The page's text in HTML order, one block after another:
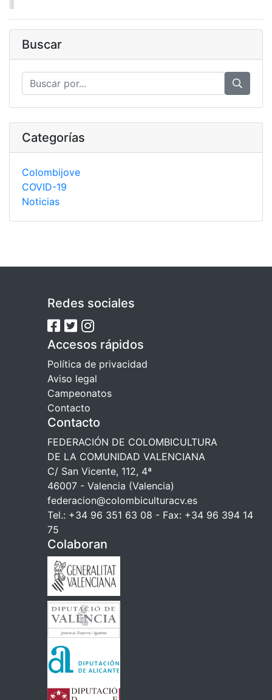
Buscar
Categorías
Colombijove
COVID-19
Noticias
Redes sociales
Accesos rápidos
Política de privacidad
Aviso legal
Campeonatos
Contacto
Contacto
FEDERACIÓN DE COLOMBICULTURA
DE LA COMUNIDAD VALENCIANA
C/ San Vicente, 112, 4ª
46007 - Valencia (Valencia)
federacion@colombiculturacv.es
Tel.: +34 96 351 63 08 - Fax: +34 96 394 14
75
Colaboran